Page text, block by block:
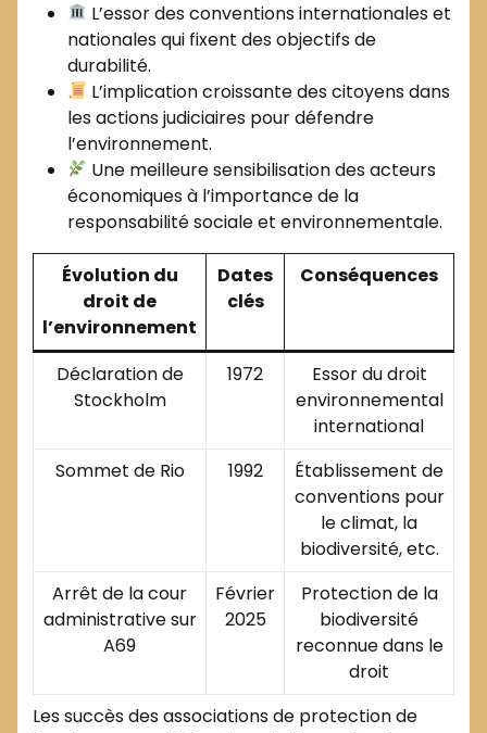
L’essor des conventions internationales et
nationales qui fixent des objectifs de
durabilité.
L’implication croissante des citoyens dans
les actions judiciaires pour défendre
l’environnement.
Une meilleure sensibilisation des acteurs
économiques à l’importance de la
responsabilité sociale et environnementale.
Évolution du
droit de
l’environnement
Dates
clés
Conséquences
Déclaration de
Stockholm
1972
Essor du droit
environnemental
international
Sommet de Rio
1992
Établissement de
conventions pour
le climat, la
biodiversité, etc.
Arrêt de la cour
administrative sur
A69
Février
2025
Protection de la
biodiversité
reconnue dans le
droit
Les succès des associations de protection de